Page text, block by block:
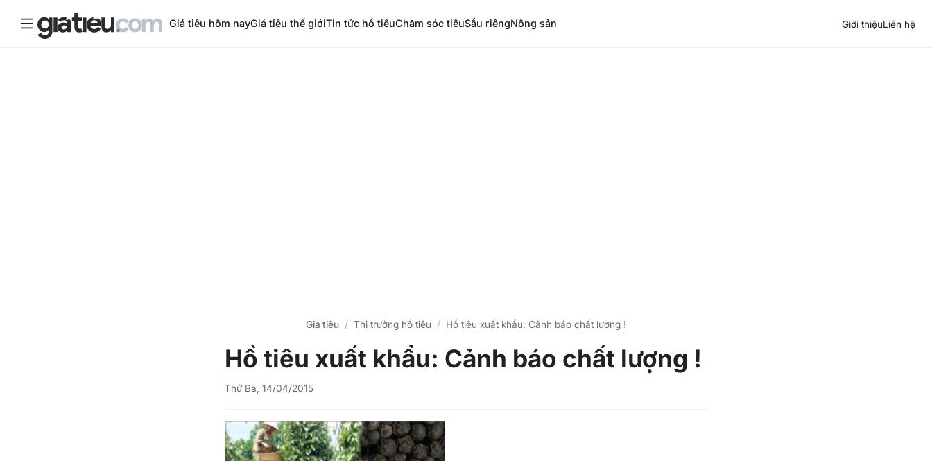
Giá tiêu hôm nayGiá tiêu thế giớiTin tức hồ tiêuChăm sóc tiêuSầu riêngNông sản Giới thiệuLiên hệ
Giá tiêu Thị trường hồ tiêu Hồ tiêu xuất khẩu: Cảnh báo chất lượng !
Hồ tiêu xuất khẩu: Cảnh báo chất lượng !
Thứ Ba, 14/04/2015